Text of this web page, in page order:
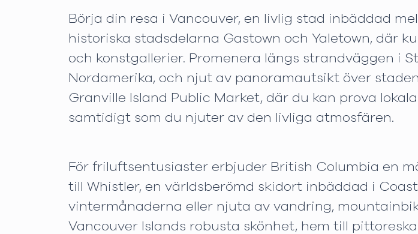
Börja din resa i Vancouver, en livlig stad inbäddad
historiska stadsdelarna Gastown och Yaletown, där
och konstgallerier. Promenera längs strandväggen i
Nordamerika, och njut av panoramautsikt över
Granville Island Public Market, där du kan prova
samtidigt som du njuter av den livliga atmosfären.
För friluftsentusiaster erbjuder British Columbia en
till Whistler, en världsberömd skidort inbäddad i
vintermånaderna eller njuta av vandring,
Vancouver Islands robusta skönhet, hem till